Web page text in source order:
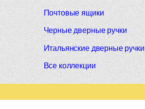
Почтовые ящики
Черные дверные ручки
Итальянские дверные ручки
Все коллекции